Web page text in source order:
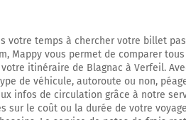
à gauche et rejoindre A62 E9.
E9
A61
votre temps à chercher votre billet
Mappy vous permet de comparer
itinéraire de Blagnac à Verfeil.
de véhicule, autoroute ou non,
infos de circulation grâce à notre
sur le coût ou la durée de votre